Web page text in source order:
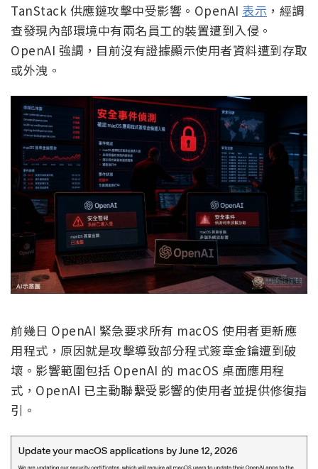
TanStack 供應鏈攻擊中受影響。OpenAI 表示 ，經調
查發現內部環境中有兩名員工的裝置遭到入侵。
OpenAI 強調，目前沒有證據顯示使用者資料遭到存取
或外洩。
前幾日 OpenAI 緊急要求所有 macOS 使用者更新應
用程式，原因就是攻擊導致部分程式簽章金鑰遭到破
壞。影響範圍包括 OpenAI 的 macOS 桌面應用程
式，OpenAI 已主動聯繫受影響的使用者並提供修復指
引。